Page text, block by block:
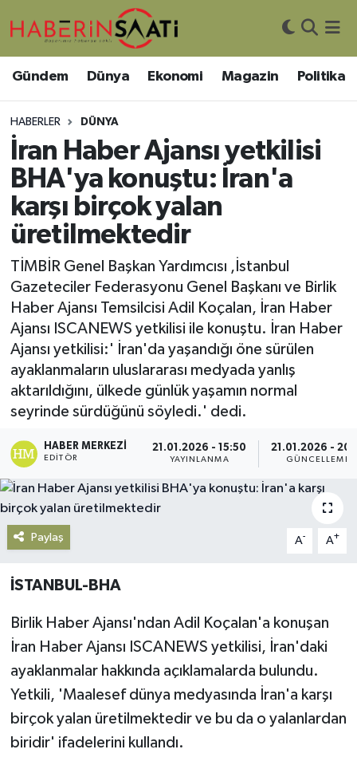
Gündem Dünya Ekonomi Magazin Politika
HABERLER DÜNYA
İran Haber Ajansı yetkilisi
BHA'ya konuştu: İran'a
karşı birçok yalan
üretilmektedir
TİMBİR Genel Başkan Yardımcısı ,İstanbul
Gazeteciler Federasyonu Genel Başkanı ve Birlik
Haber Ajansı Temsilcisi Adil Koçalan, İran Haber
Ajansı ISCANEWS yetkilisi ile konuştu. İran Haber
Ajansı yetkilisi:' İran'da yaşandığı öne sürülen
ayaklanmaların uluslararası medyada yanlış
aktarıldığını, ülkede günlük yaşamın normal
seyrinde sürdüğünü söyledi.' dedi.
HABER MERKEZI
EDITÖR
21.01.2026 - 15:50
YAYINLANMA
21.01.2026 -
GÜNCELLEME
Paylaş A- A+
İSTANBUL-BHA
Birlik Haber Ajansı'ndan Adil Koçalan'a konuşan
İran Haber Ajansı ISCANEWS yetkilisi, İran'daki
ayaklanmalar hakkında açıklamalarda bulundu.
Yetkili, 'Maalesef dünya medyasında İran'a karşı
birçok yalan üretilmektedir ve bu da o yalanlardan
biridir' ifadelerini kullandı.
Asayiş
Bilim ve Teknoloji
Çevre
DIŞ HABER
Dünya
Eğitim
Ekonomi
Genel
Gündem
Magazin
Podcast
Politika
Sağlık
Siyaset
Spor
Yerel
Nöbetçi Eczaneler
Hava Durumu
Trafik Durumu
Süper Lig Puan Durumu ve Fikstür
Tüm Manşetler
Son Dakika Haberleri
Haber Arşivi